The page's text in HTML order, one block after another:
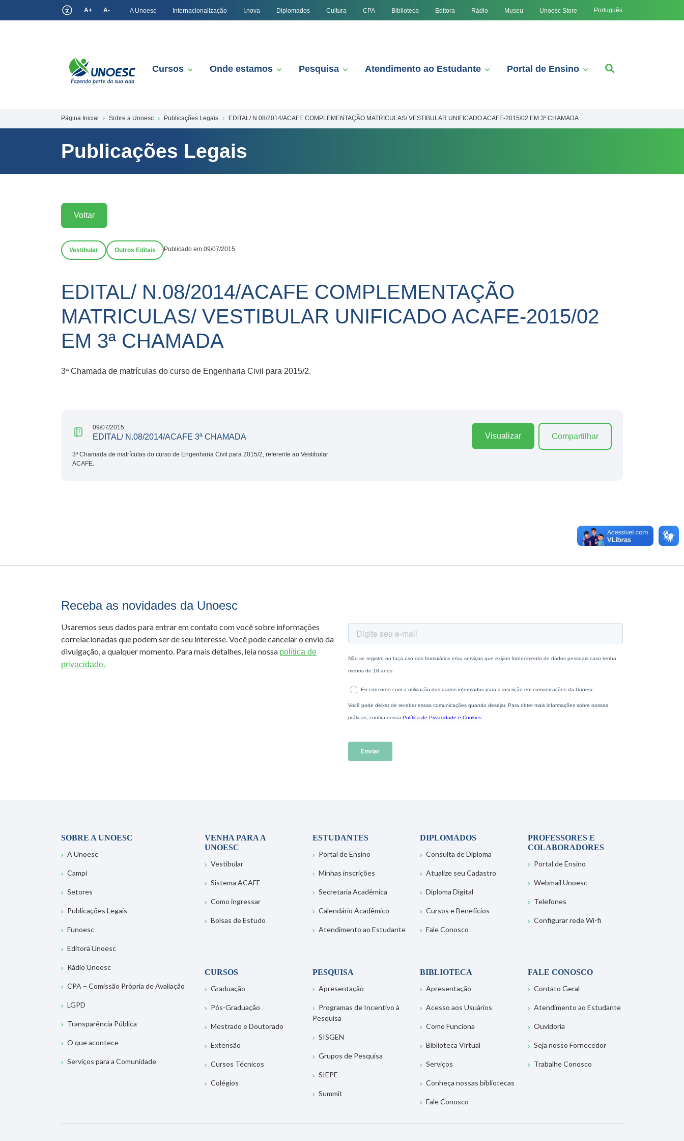
A+ A- A Unoesc Internacionalização I.nova Diplomados Cultura CPA Biblioteca Editora Rádio Museu Unoesc Store Português
Cursos Onde estamos Pesquisa Atendimento ao Estudante Portal de Ensino
Página Inicial Sobre a Unoesc Publicações Legais EDITAL/ N.08/2014/ACAFE COMPLEMENTAÇÃO MATRICULAS/ VESTIBULAR UNIFICADO ACAFE-2015/02 EM 3ª CHAMADA
Publicações Legais
Voltar
Vestibular Outros Editais Publicado em 09/07/2015
EDITAL/ N.08/2014/ACAFE COMPLEMENTAÇÃO
MATRICULAS/ VESTIBULAR UNIFICADO ACAFE-2015/02
EM 3ª CHAMADA
3ª Chamada de matrículas do curso de Engenharia Civil para 2015/2.
09/07/2015
EDITAL/ N.08/2014/ACAFE 3ª CHAMADA
3ª Chamada de matrículas do curso de Engenharia Civil para 2015/2, referente ao Vestibular
ACAFE.
Visualizar Compartilhar
Receba as novidades da Unoesc
Usaremos seus dados para entrar em contato com você sobre informações
correlacionadas que podem ser de seu interesse. Você pode cancelar o envio da
divulgação, a qualquer momento. Para mais detalhes, leia nossa política de
privacidade.
SOBRE A UNOESC
A Unoesc
Campi
Setores
Publicações Legais
Funoesc
Editora Unoesc
Rádio Unoesc
CPA – Comissão Própria de Avaliação
LGPD
Transparência Pública
O que acontece
Serviços para a Comunidade
VENHA PARA A
UNOESC
Vestibular
Sistema ACAFE
Como ingressar
Bolsas de Estudo
ESTUDANTES
Portal de Ensino
Minhas inscrições
Secretaria Acadêmica
Calendário Acadêmico
Atendimento ao Estudante
DIPLOMADOS
Consulta de Diploma
Atualize seu Cadastro
Diploma Digital
Cursos e Benefícios
Fale Conosco
PROFESSORES E
COLABORADORES
Portal de Ensino
Webmail Unoesc
Telefones
Configurar rede Wi-fi
CURSOS
Graduação
Pós-Graduação
Mestrado e Doutorado
Extensão
Cursos Técnicos
Colégios
PESQUISA
Apresentação
Programas de Incentivo à
Pesquisa
SISGEN
Grupos de Pesquisa
SIEPE
Summit
BIBLIOTECA
Apresentação
Acesso aos Usuários
Como Funciona
Biblioteca Virtual
Serviços
Conheça nossas bibliotecas
Fale Conosco
FALE CONOSCO
Contato Geral
Atendimento ao Estudante
Ouvidoria
Seja nosso Fornecedor
Trabalhe Conosco